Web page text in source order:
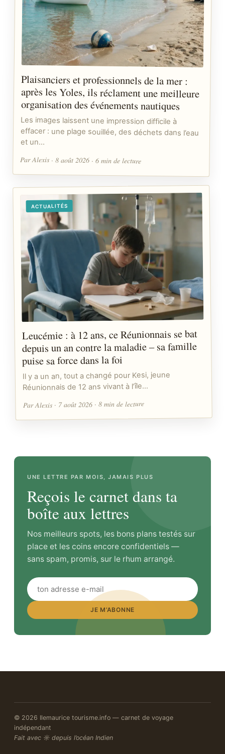
Plaisanciers et professionnels de la mer :
après les Yoles, ils réclament une meilleure
organisation des événements nautiques
Les images laissent une impression difficile à
effacer : une plage souillée, des déchets dans l’eau
et un…
Par Alexis · 8 août 2026 · 6 min de lecture
ACTUALITÉS
Leucémie : à 12 ans, ce Réunionnais se bat
depuis un an contre la maladie – sa famille
puise sa force dans la foi
Il y a un an, tout a changé pour Kesi, jeune
Réunionnais de 12 ans vivant à l’île…
Par Alexis · 7 août 2026 · 8 min de lecture
UNE LETTRE PAR MOIS, JAMAIS PLUS
Reçois le carnet dans ta
boîte aux lettres
Nos meilleurs spots, les bons plans testés sur
place et les coins encore confidentiels —
sans spam, promis, sur le rhum arrangé.
JE M’ABONNE
© 2026 Ilemaurice tourisme.info — carnet de voyage
indépendant
Fait avec ☼ depuis l’océan Indien